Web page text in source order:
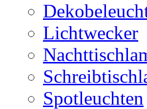
Lichtwecker
Spotleuchten